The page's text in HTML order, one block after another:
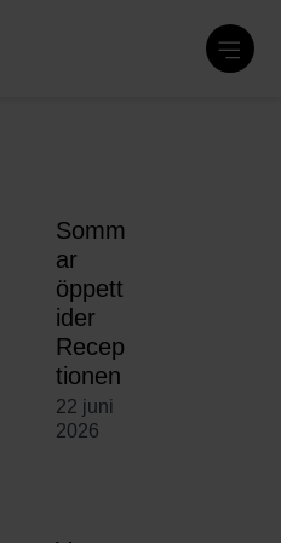
Somm
ar
öppett
ider
Recep
tionen
22 juni
2026